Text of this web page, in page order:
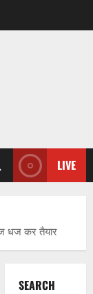
LIVE
धज कर तैयार
SEARCH